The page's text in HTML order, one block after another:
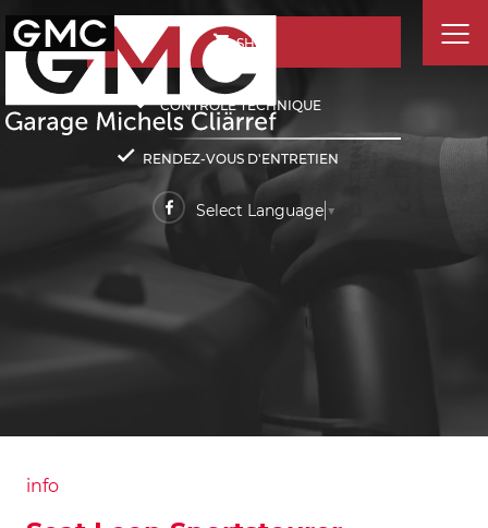
SHOP
CONTRÔLE TECHNIQUE
RENDEZ-VOUS D'ENTRETIEN
Select Language ▼
info